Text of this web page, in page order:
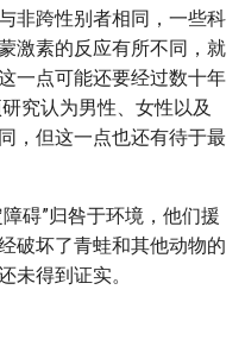
非跨性别者相同，一些科
激素的反应有所不同，就
一点可能还要经过数十年
究认为男性、女性以及
，但这一点也还有待于最
碍”归咎于环境，他们援
破坏了青蛙和其他动物的
未得到证实。